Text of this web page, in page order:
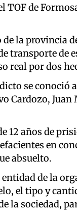
TOF de
de la provincia
transporte de
real por dos
se
Cardozo,
12 años de
en
absuelto.
de la
el tipo y
la sociedad,